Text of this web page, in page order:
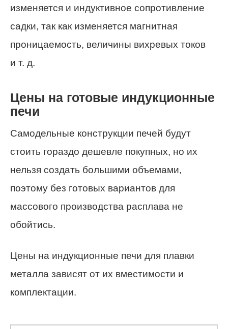
изменяется и индуктивное сопротивление
садки, так как изменяется магнитная
проницаемость, величины вихревых токов
и т. д.
Цены на готовые индукционные
печи
Самодельные конструкции печей будут
стоить гораздо дешевле покупных, но их
нельзя создать большими объемами,
поэтому без готовых вариантов для
массового производства расплава не
обойтись.
Цены на индукционные печи для плавки
металла зависят от их вместимости и
комплектации.